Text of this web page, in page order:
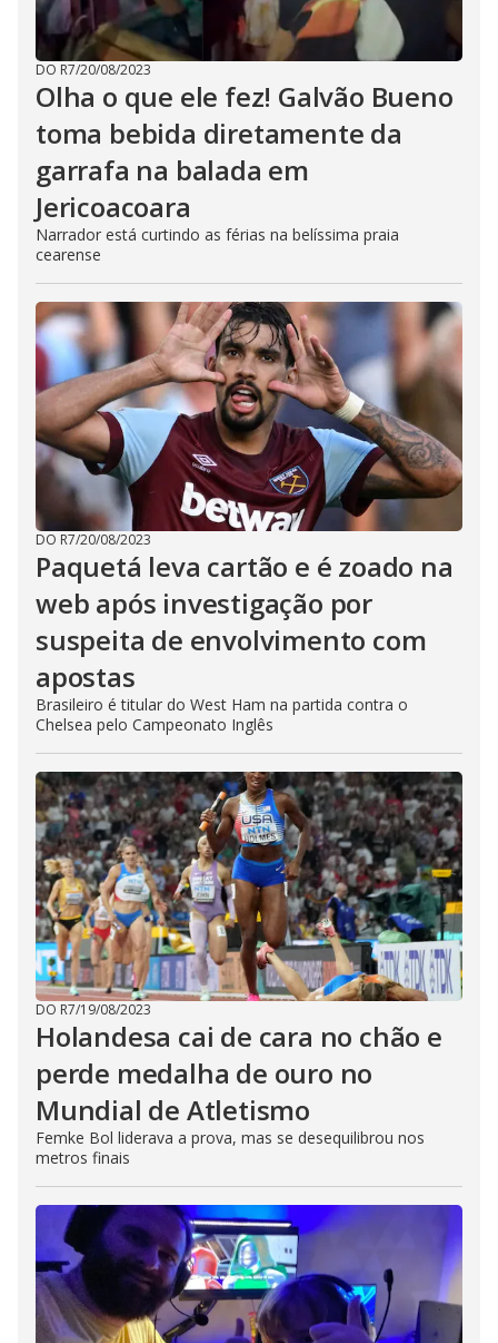
DO R7/20/08/2023
Olha o que ele fez! Galvão Bueno
toma bebida diretamente da
garrafa na balada em
Jericoacoara
Narrador está curtindo as férias na belíssima praia
cearense
DO R7/20/08/2023
Paquetá leva cartão e é zoado na
web após investigação por
suspeita de envolvimento com
apostas
Brasileiro é titular do West Ham na partida contra o
Chelsea pelo Campeonato Inglês
DO R7/19/08/2023
Holandesa cai de cara no chão e
perde medalha de ouro no
Mundial de Atletismo
Femke Bol liderava a prova, mas se desequilibrou nos
metros finais